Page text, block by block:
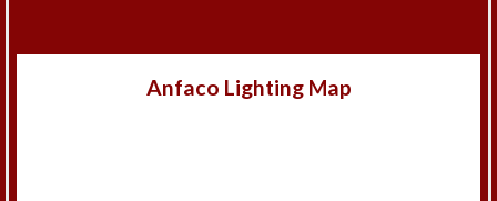
Anfaco Lighting Map